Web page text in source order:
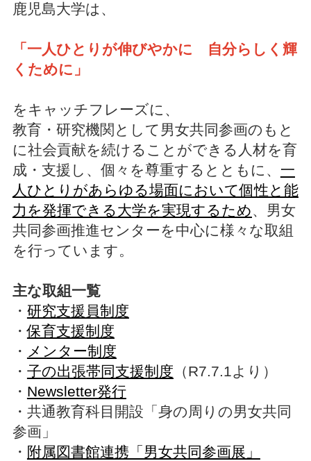
鹿児島大学は、
「一人ひとりが伸びやかに 自分らしく輝
くために」
をキャッチフレーズに、
教育・研究機関として男女共同参画のもと
に社会貢献を続けることができる人材を育
成・支援し、個々を尊重するとともに、 一
人ひとりがあらゆる場面において個性と能
力を発揮できる大学を実現するため、男女
共同参画推進センターを中心に様々な取組
を行っています。
主な取組一覧
・ 研究支援員制度
・保育支援制度
・ メンター制度
・ 子の出張帯同支援制度 （R7.7.1より）
・ Newsletter発行
・共通教育科目開設「身の周りの男女共同
参画」
・ 附属図書館連携「男女共同参画展」